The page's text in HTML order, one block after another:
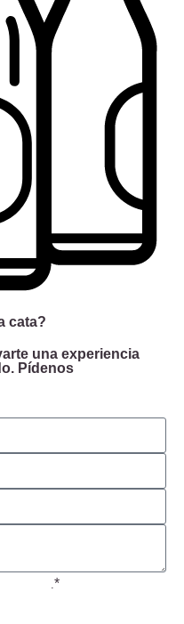
cata?
una experiencia
Pídenos
*